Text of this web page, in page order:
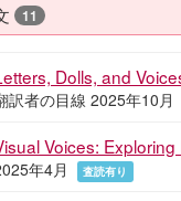
11
Dolls, and
訳者の目線 2025年10月
Voices:
年4月 査読有り